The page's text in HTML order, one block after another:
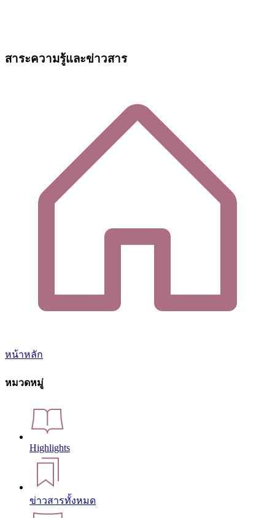
สาระความรู้และข่าวสาร
หน้าหลัก
หมวดหมู่
Highlights
ข่าวสารทั้งหมด